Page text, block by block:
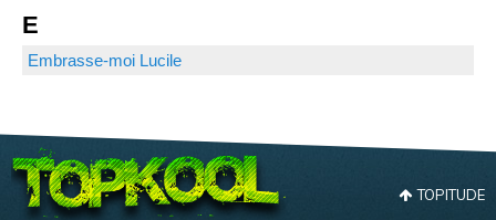
E
Embrasse-moi Lucile
TOPITUDE